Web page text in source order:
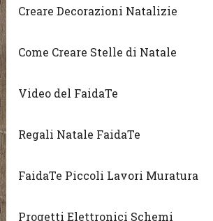
Creare Decorazioni Natalizie
Come Creare Stelle di Natale
Video del FaidaTe
Regali Natale FaidaTe
FaidaTe Piccoli Lavori Muratura
Progetti Elettronici Schemi